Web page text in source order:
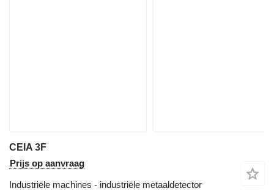
CEIA 3F
Prijs op aanvraag
Industriële machines - industriële metaaldetector